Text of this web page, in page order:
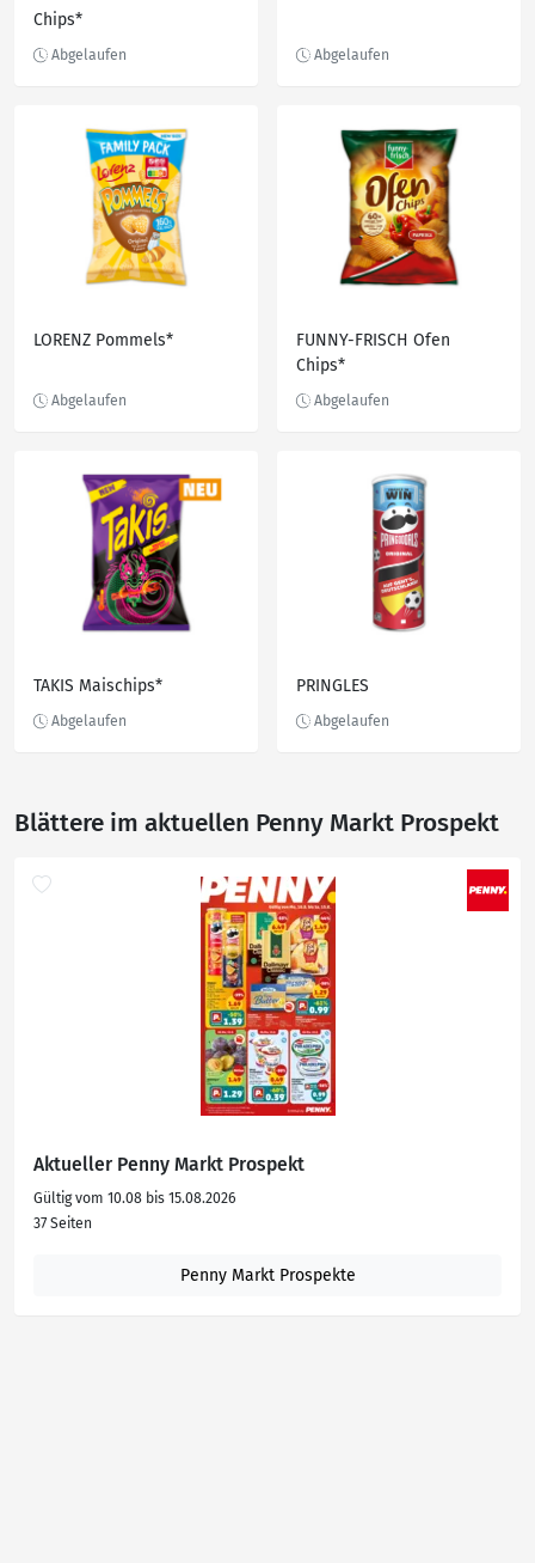
Chips*
LORENZ Pommels*
FUNNY-FRISCH Ofen
Chips*
TAKIS Maischips* PRINGLES
Blättere im aktuellen Penny Markt Prospekt
Aktueller Penny Markt Prospekt
Gültig vom 10.08 bis 15.08.2026
37 Seiten
Penny Markt Prospekte